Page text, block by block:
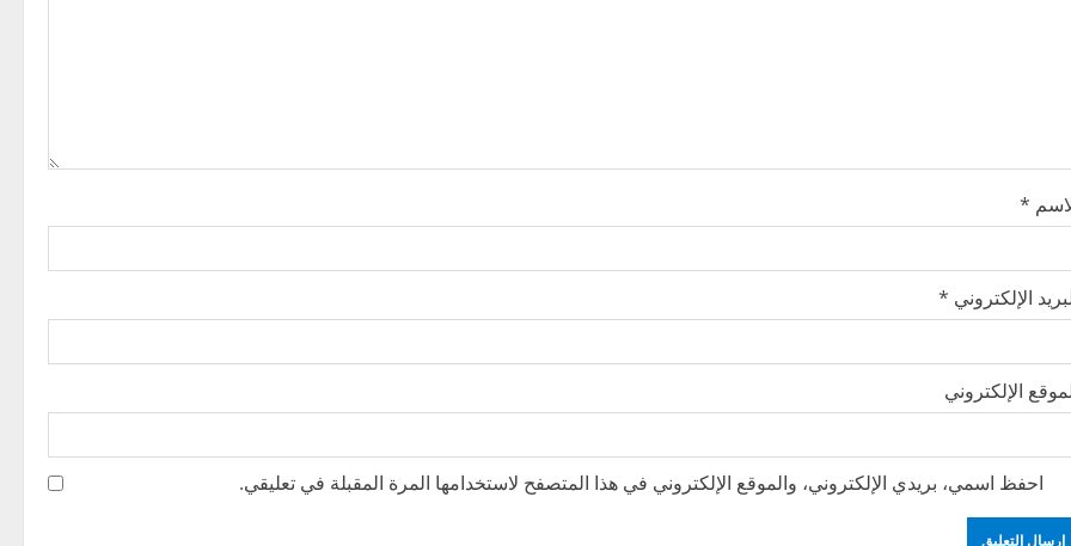
*
الإلكتروني *
الإلكتروني
احفظ اسمي، بريدي الإلكتروني، والموقع الإلكتروني في هذا المتصفح لاستخدامها المرة المقبلة في تعليقي.